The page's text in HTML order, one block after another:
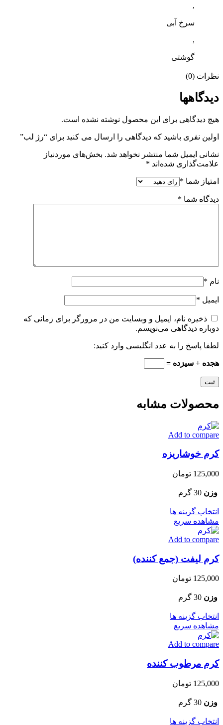
,
سرخ آبی
,
گوشتی
نظرات (0)
دیدگاهها
هیچ دیدگاهی برای این محصول نوشته نشده است.
اولین نفری باشید که دیدگاهی را ارسال می کنید برای “رژ لب”
نشانی ایمیل شما منتشر نخواهد شد. بخش‌های موردنیاز
علامت‌گذاری شده‌اند *
امتیاز شما *
دیدگاه شما *
نام *
ایمیل *
ذخیره نام، ایمیل و وبسایت من در مرورگر برای زمانی که
دوباره دیدگاهی می‌نویسم.
لطفا پاسخ را به عدد انگلیسی وارد کنید:
هجده + سیزده =
محصولات مشابه
Add to compare
کرم خوشاریزه
125,000 تومان
وزن 30 گرم
انتخاب گزینه ها
انواع
می
انتخاب
مشاهده سریع
Add to compare
کرم لیفت (جمع کننده)
125,000 تومان
وزن 30 گرم
انتخاب گزینه ها
انواع
می
مشاهده سریع
Add to compare
کرم مرطوب کننده
125,000 تومان
وزن 30 گرم
انتخاب گزینه ها